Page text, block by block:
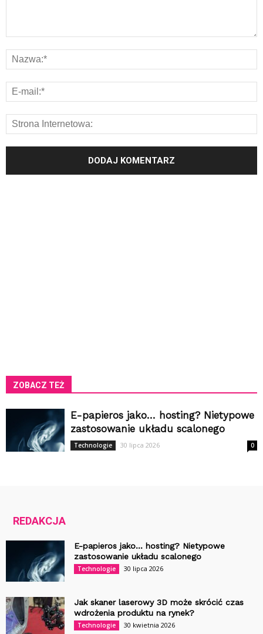
ZOBACZ TEŻ
E-papieros jako… hosting? Nietypowe
zastosowanie układu scalonego
Technologie 30 lipca 2026 0
REDAKCJA
E-papieros jako… hosting? Nietypowe
zastosowanie układu scalonego
Technologie 30 lipca 2026
Jak skaner laserowy 3D może skrócić czas
wdrożenia produktu na rynek?
Technologie 30 kwietnia 2026